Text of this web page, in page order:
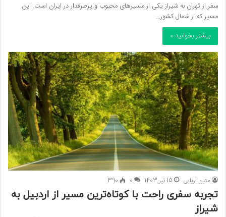
سفر از تهران به شیراز یکی از مسیرهای محبوب و پرطرفدار در ایران است. این
مسیر که از شمال کشور…
بیشتر بخوانید »
متین آریایی 15 تیر 1403 0
390
تجربه سفری راحت با کوتاه‌ترین مسیر از اردبیل به
شیراز